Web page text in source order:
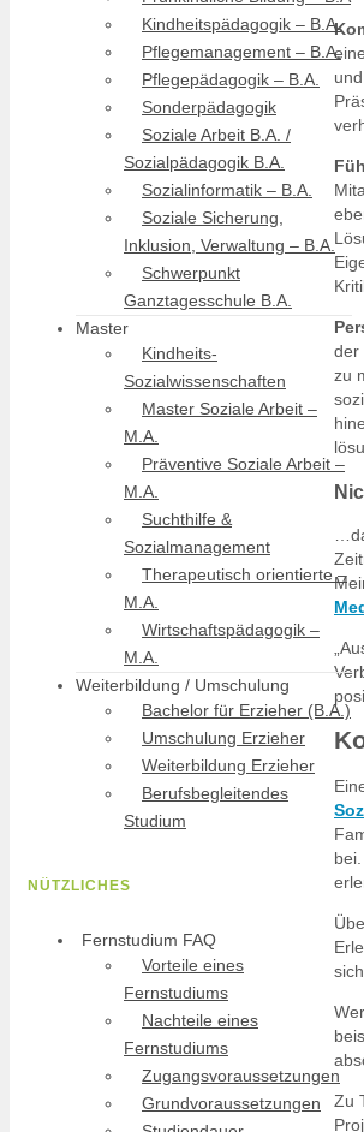
der
zu
Zu
Kindheitspädagogik – B.A.
Pflegemanagement – B.A.
Pflegepädagogik – B.A.
Sonderpädagogik
Soziale Arbeit B.A. /
Sozialpädagogik B.A.
Sozialinformatik – B.A.
Soziale Sicherung,
Inklusion, Verwaltung – B.A.
Schwerpunkt
Ganztagesschule B.A.
Master
Kindheits-
Sozialwissenschaften
Master Soziale Arbeit –
M.A.
Präventive Soziale Arbeit –
M.A.
Suchthilfe &
Sozialmanagement
Therapeutisch orientierte –
M.A.
Wirtschaftspädagogik –
M.A.
Weiterbildung / Umschulung
Bachelor für Erzieher (B.A.)
Umschulung Erzieher
Weiterbildung Erzieher
Berufsbegleitendes
Studium
NÜTZLICHES
Fernstudium FAQ
Vorteile eines
Fernstudiums
Nachteile eines
Fernstudiums
Zugangsvoraussetzungen
Grundvoraussetzungen